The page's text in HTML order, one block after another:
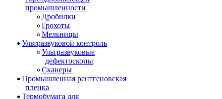
промышленности
Дробилки
Грохоты
Мельницы
Ультразвуковой контроль
Ультразвуковые
дефектоскопы
Сканеры
Промышленная рентгеновская
пленка
Термобумага для